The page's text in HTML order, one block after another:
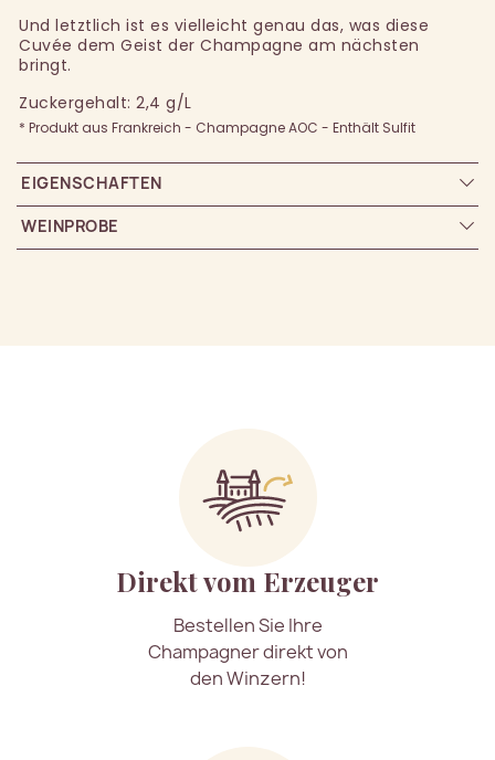
Und letztlich ist es vielleicht genau das, was diese
Cuvée dem Geist der Champagne am nächsten
bringt.
Zuckergehalt: 2,4 g/L
* Produkt aus Frankreich - Champagne AOC - Enthält Sulfit
EIGENSCHAFTEN
WEINPROBE
Direkt vom Erzeuger
Bestellen Sie Ihre
Champagner direkt von
den Winzern!